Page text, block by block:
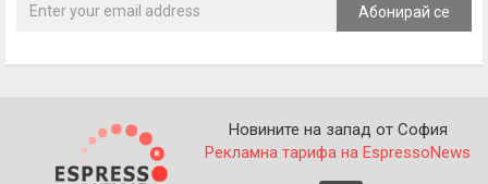
Абонирай се
Новините на запад от София
Рекламна тарифа на EspressoNews